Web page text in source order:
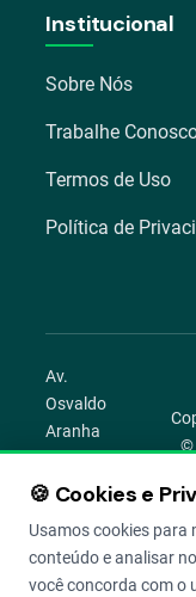
Institucional
Sobre Nós
Trabalhe
Termos de Uso
Política de
Av.
Osvaldo
Aranha
1022 –
Bom
Porto
Alegre –
©
🍪 Cookies e
Usamos cookies para
conteúdo e analisar
você concorda com o